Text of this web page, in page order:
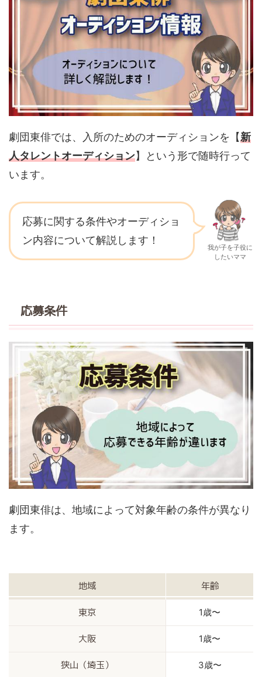
劇団東俳では、入所のためのオーディションを【新
人タレントオーディション】という形で随時行って
います。
応募に関する条件やオーディショ
ン内容について解説します！
我が子を子役に
したいママ
応募条件
劇団東俳は、地域によって対象年齢の条件が異なり
ます。
地域 年齢
東京 1歳〜
大阪 1歳〜
狭山（埼玉） 3歳〜